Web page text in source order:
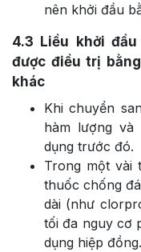
nên khởi đầu
4.3 Liều khởi
được điều trị
khác
Khi chuyển
hàm lượng và
dụng trước đó.
Trong một vài
thuốc chống
dài (như
tối đa nguy cơ
dụng hiệp đồng.